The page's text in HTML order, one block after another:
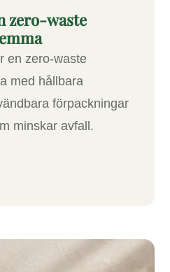
zero-waste
en zero-waste
med hållbara
förpackningar
minskar avfall.